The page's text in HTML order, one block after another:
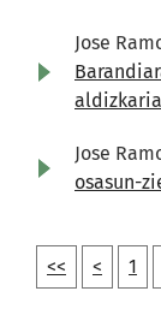
Jose
Jose
osasun-
<< < 1